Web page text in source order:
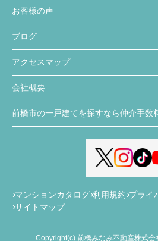
お客様の声
ブログ
アクセスマップ
会社概要
前橋市の一戸建てを探すなら仲介手数
マンションカタログ 利用規約 プライ
サイトマップ
Copyright(c) 前橋みなみ不動産株式